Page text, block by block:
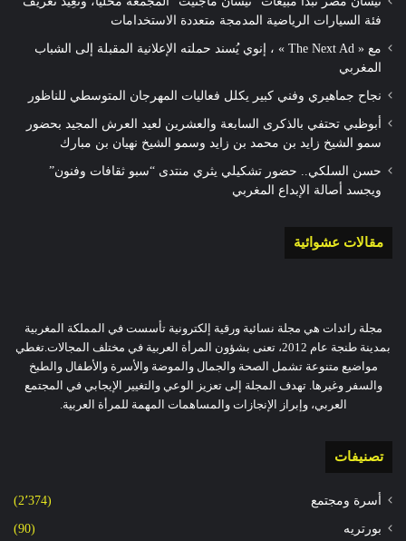
فئة السيارات الرياضية المدمجة متعددة الاستخدامات
مع « The Next Ad » ، إنوي يُسند حملته الإعلانية المقبلة إلى الشباب
المغربي
نجاح جماهيري وفني كبير يكلل فعاليات المهرجان المتوسطي للناظور
أبوظبي تحتفي بالذكرى السابعة والعشرين لعيد العرش المجيد بحضور
سمو الشيخ زايد بن محمد بن زايد وسمو الشيخ نهيان بن مبارك
حسن السلكي.. حضور تشكيلي يثري منتدى “سبو ثقافات وفنون”
ويجسد أصالة الإبداع المغربي
مقالات عشوائية
مجلة رائدات هي مجلة نسائية ورقية إلكترونية تأسست في المملكة المغربية
بمدينة طنجة عام 2012، تعنى بشؤون المرأة العربية في مختلف المجالات.تغطي
مواضيع متنوعة تشمل الصحة والجمال والموضة والأسرة والأطفال والطبخ
والسفر وغيرها. تهدف المجلة إلى تعزيز الوعي والتغيير الإيجابي في المجتمع
العربي، وإبراز الإنجازات والمساهمات المهمة للمرأة العربية.
تصنيفات
أسرة ومجتمع (2٬374)
بورتريه (90)